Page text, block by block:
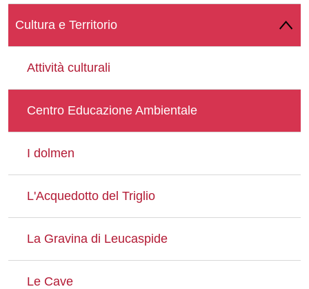
Cultura e Territorio
Attività culturali
Centro Educazione Ambientale
I dolmen
L'Acquedotto del Triglio
La Gravina di Leucaspide
Le Cave